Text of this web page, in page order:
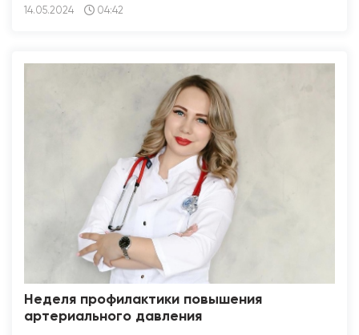
14.05.2024 04:42
Неделя профилактики повышения
артериального давления